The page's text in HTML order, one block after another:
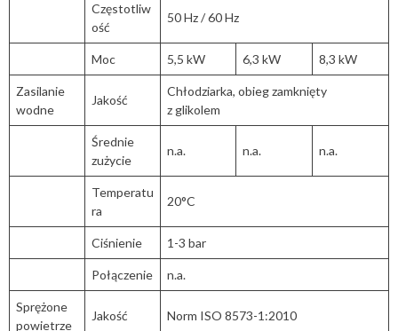
Częstotliw
ość
50 Hz / 60 Hz
Moc 5,5 kW 6,3 kW 8,3 kW
Zasilanie
wodne
Jakość
Chłodziarka, obieg zamknięty
z glikolem
Średnie
zużycie
n.a. n.a. n.a.
Temperatu
ra
20°C
Ciśnienie 1-3 bar
Połączenie n.a.
Sprężone
powietrze
Jakość Norm ISO 8573-1:2010